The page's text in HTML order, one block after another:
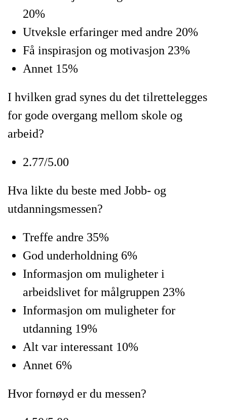
20%
Utveksle erfaringer med andre 20%
Få inspirasjon og motivasjon 23%
Annet 15%
I hvilken grad synes du det tilrettelegges
for gode overgang mellom skole og
arbeid?
2.77/5.00
Hva likte du beste med Jobb- og
utdanningsmessen?
Treffe andre 35%
God underholdning 6%
Informasjon om muligheter i
arbeidslivet for målgruppen 23%
Informasjon om muligheter for
utdanning 19%
Alt var interessant 10%
Annet 6%
Hvor fornøyd er du messen?